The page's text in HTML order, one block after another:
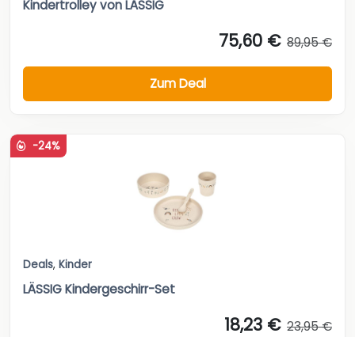
Kindertrolley von LÄSSIG
75,60 € 89,95 €
Zum Deal
-24%
Deals, Kinder
LÄSSIG Kindergeschirr-Set
18,23 € 23,95 €